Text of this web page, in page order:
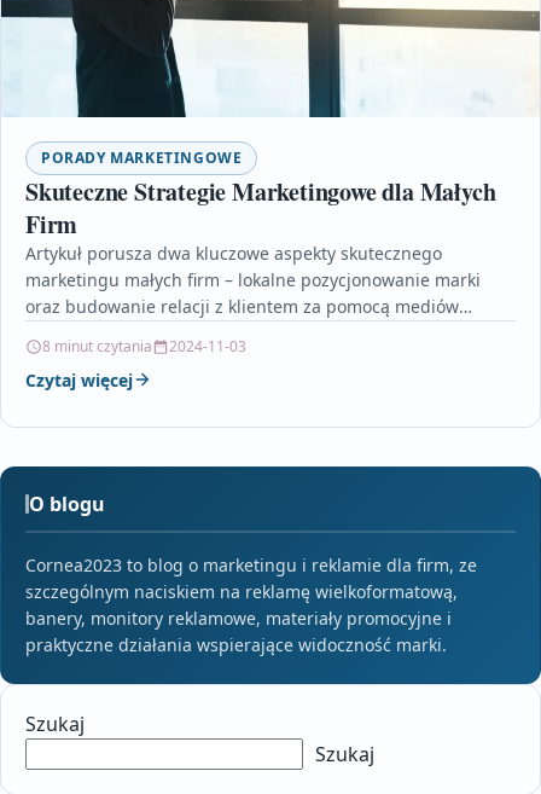
PORADY MARKETINGOWE
Skuteczne Strategie Marketingowe dla Małych
Firm
Artykuł porusza dwa kluczowe aspekty skutecznego
marketingu małych firm – lokalne pozycjonowanie marki
oraz budowanie relacji z klientem za pomocą mediów
8 minut czytania 2024-11-03
Czytaj więcej
O blogu
Cornea2023 to blog o marketingu i reklamie dla firm, ze
szczególnym naciskiem na reklamę wielkoformatową,
banery, monitory reklamowe, materiały promocyjne i
praktyczne działania wspierające widoczność marki.
Szukaj
Szukaj